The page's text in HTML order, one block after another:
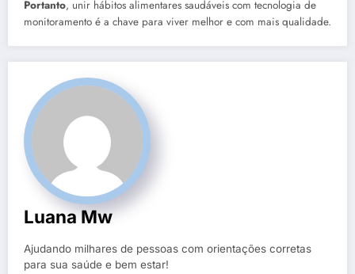
Portanto, unir hábitos alimentares saudáveis com tecnologia de
monitoramento é a chave para viver melhor e com mais qualidade.
Luana Mw
Ajudando milhares de pessoas com orientações corretas
para sua saúde e bem estar!